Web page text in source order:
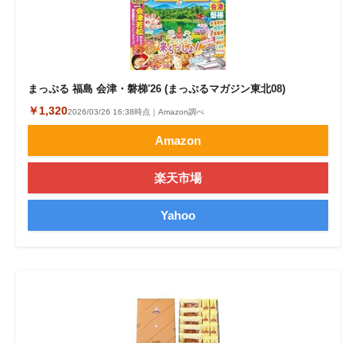
まっぷる 福島 会津・磐梯'26 (まっぷるマガジン東北08)
￥1,3202026/03/26 16:38時点｜Amazon調べ
Amazon
楽天市場
Yahoo